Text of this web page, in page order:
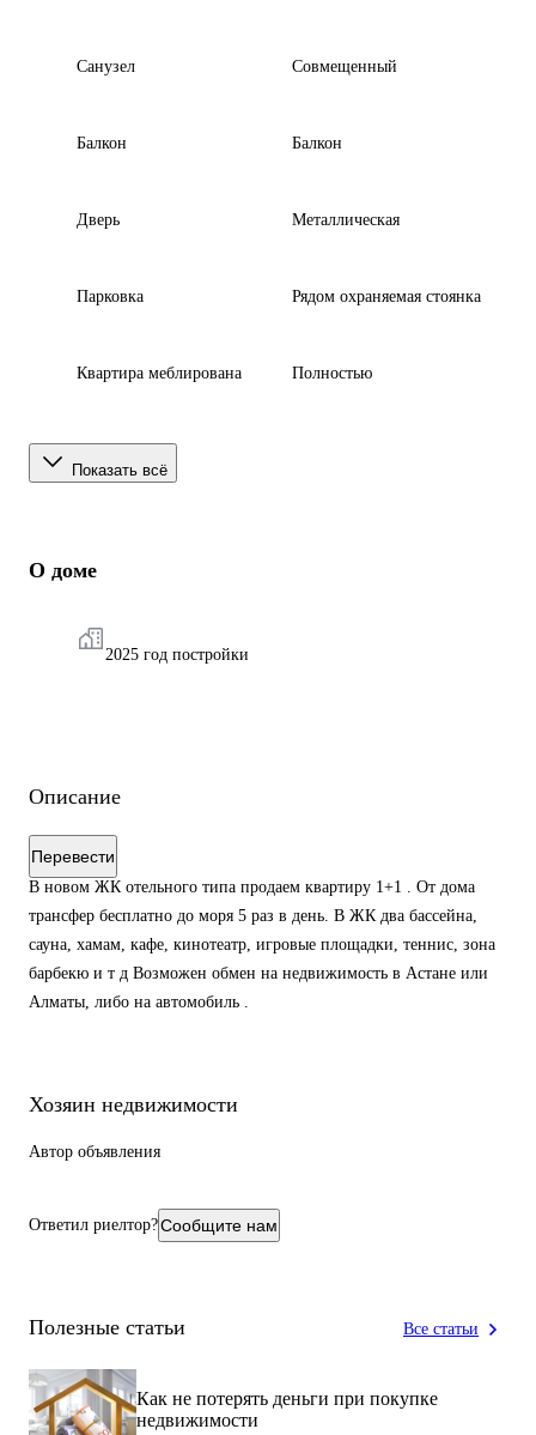
Санузел Совмещенный
Балкон Балкон
Дверь Металлическая
Парковка Рядом охраняемая стоянка
Квартира меблирована Полностью
Показать всё
О доме
2025 год постройки
Описание
Перевести
В новом ЖК отельного типа продаем квартиру 1+1 . От дома
трансфер бесплатно до моря 5 раз в день. В ЖК два бассейна,
сауна, хамам, кафе, кинотеатр, игровые площадки, теннис, зона
барбекю и т д Возможен обмен на недвижимость в Астане или
Алматы, либо на автомобиль .
Хозяин недвижимости
Автор объявления
Ответил риелтор?Сообщите нам
Полезные статьи Все статьи
Как не потерять деньги при покупке
недвижимости